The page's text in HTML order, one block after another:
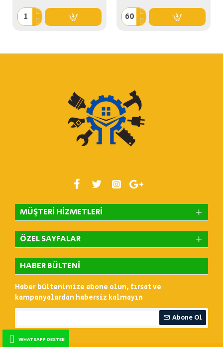
WHATSAPP DESTEK
MÜŞTERI HIZMETLERI
ÖZEL SAYFALAR
HABER BÜLTENI
Haber bültenimize abone olun, fırsat ve
kampanyalardan habersiz kalmayın
Abone Ol